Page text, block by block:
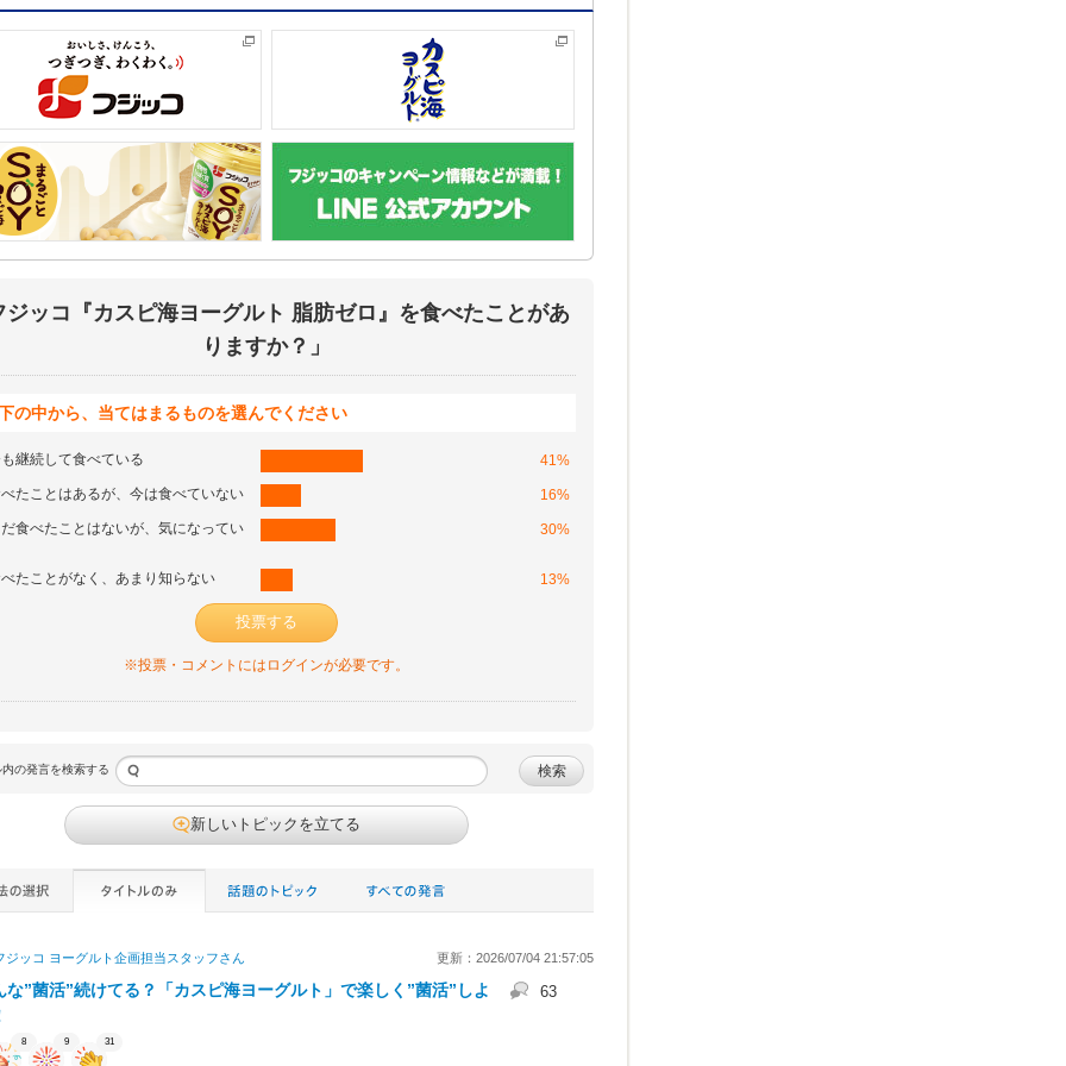
ジッコ『カスピ海ヨーグルト 脂肪ゼロ』を食べたことがあ
りますか？」
の中から、当てはまるものを選んでください
継続して食べている
41%
たことはあるが、今は食べていない
16%
食べたことはないが、気になってい
30%
たことがなく、あまり知らない 13%
投票する
※投票・コメントにはログインが必要です。
の発言を検索する 検索
新しいトピックを立てる
ジッコ ヨーグルト企画担当スタッフさん 更新：2026/07/04 21:57:05
な”菌活”続けてる？「カスピ海ヨーグルト」で楽しく”菌活”しよ
63
8 9 31